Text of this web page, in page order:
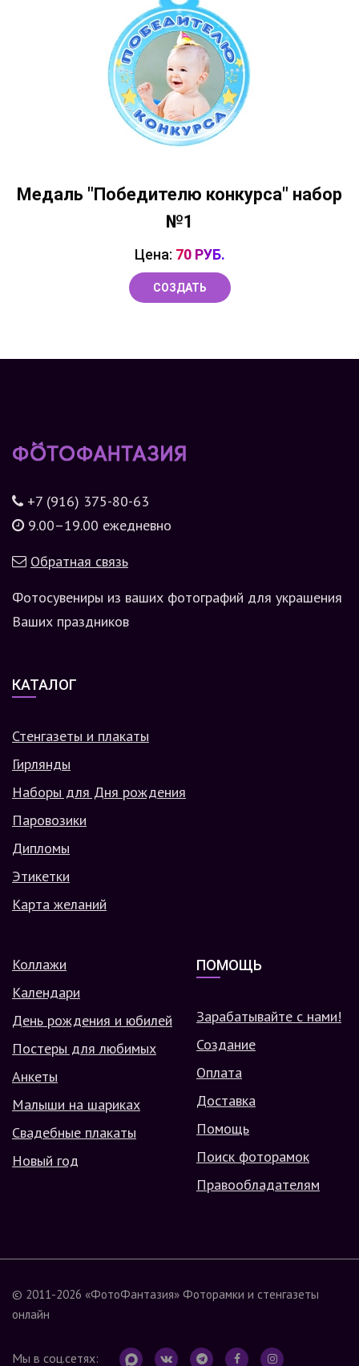
Медаль "Победителю конкурса" набор
№1
Цена: 70 РУБ.
СОЗДАТЬ
+7 (916) 375-80-63
9.00–19.00 ежедневно
Обратная связь
Фотосувениры из ваших фотографий для украшения
Ваших праздников
КАТАЛОГ
Стенгазеты и плакаты
Гирлянды
Наборы для Дня рождения
Паровозики
Дипломы
Этикетки
Карта желаний
Коллажи
Календари
День рождения и юбилей
Постеры для любимых
Анкеты
Малыши на шариках
Свадебные плакаты
Новый год
ПОМОЩЬ
Зарабатывайте с нами!
Создание
Оплата
Доставка
Помощь
Поиск фоторамок
Правообладателям
© 2011-2026 «ФотоФантазия» Фоторамки и стенгазеты
онлайн
Мы в соц.сетях: